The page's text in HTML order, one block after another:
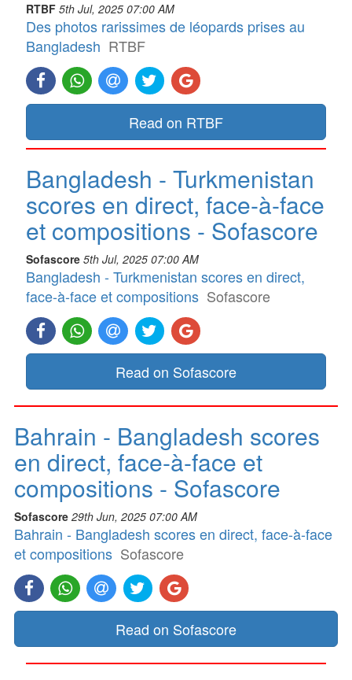
RTBF 5th Jul, 2025 07:00 AM
Des photos rarissimes de léopards prises au
Bangladesh RTBF
Read on RTBF
Bangladesh - Turkmenistan
scores en direct, face-à-face
et compositions - Sofascore
Sofascore 5th Jul, 2025 07:00 AM
Bangladesh - Turkmenistan scores en direct,
face-à-face et compositions Sofascore
Read on Sofascore
Bahrain - Bangladesh scores
en direct, face-à-face et
compositions - Sofascore
Sofascore 29th Jun, 2025 07:00 AM
Bahrain - Bangladesh scores en direct, face-à-face
et compositions Sofascore
Read on Sofascore